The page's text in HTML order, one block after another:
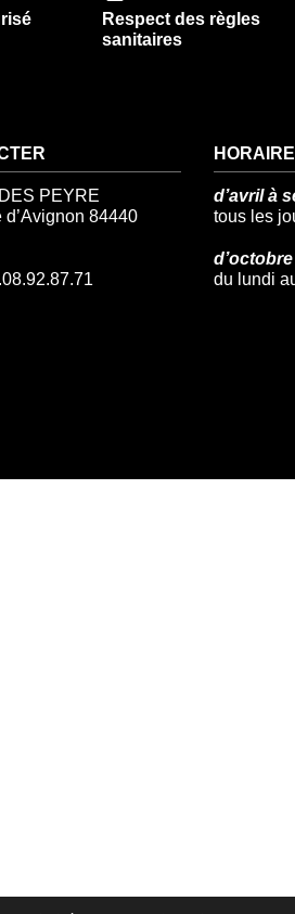
Respect des règles
sanitaires
PEYRE
d’Avignon 84440
d’avril à
tous les
du lundi